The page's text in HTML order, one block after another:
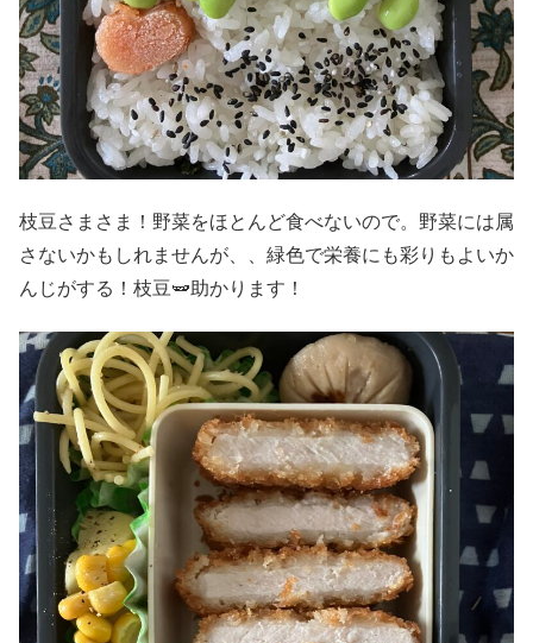
枝豆さまさま！野菜をほとんど食べないので。野菜には属
さないかもしれませんが、、緑色で栄養にも彩りもよいか
んじがする！枝豆🫛助かります！